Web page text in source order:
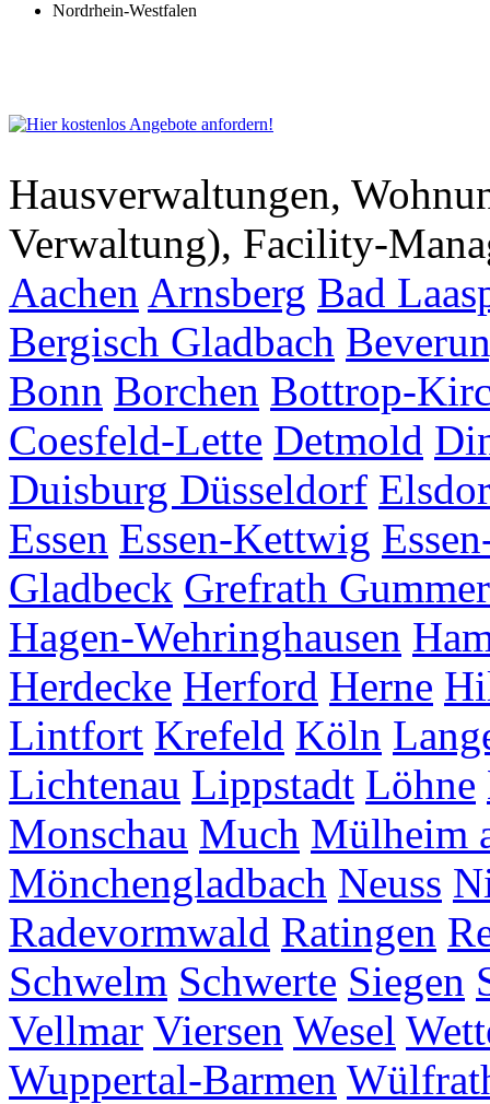
Nordrhein-Westfalen
Hausverwaltungen,
Verwaltung), Facility-
Aachen Arnsberg Bad
Bergisch Gladbach
Bonn Borchen Bottrop-
Coesfeld-Lette Detmold
Duisburg Düsseldorf
Essen Essen-Kettwig
Gladbeck Grefrath
Hagen-Wehringhausen
Herdecke Herford Herne
Lintfort Krefeld Köln
Lichtenau Lippstadt Löhne
Monschau Much Mülheim
Mönchengladbach Neuss
Radevormwald Ratingen
Schwelm Schwerte Siegen
Vellmar Viersen Wesel
Wuppertal-Barmen